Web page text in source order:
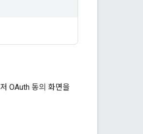
OAuth 동의 화면을